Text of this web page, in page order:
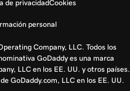
de privacidadCookies
personal
Company, LLC. Todos los
GoDaddy es una marca
LLC en los EE. UU. y otros países.
GoDaddy.com, LLC en los EE. UU.